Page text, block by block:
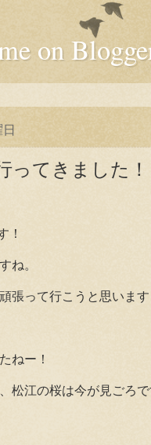
on
ってきました！
！
ね。
張って行こうと思います
ねー！
松江の桜は今が見ごろ